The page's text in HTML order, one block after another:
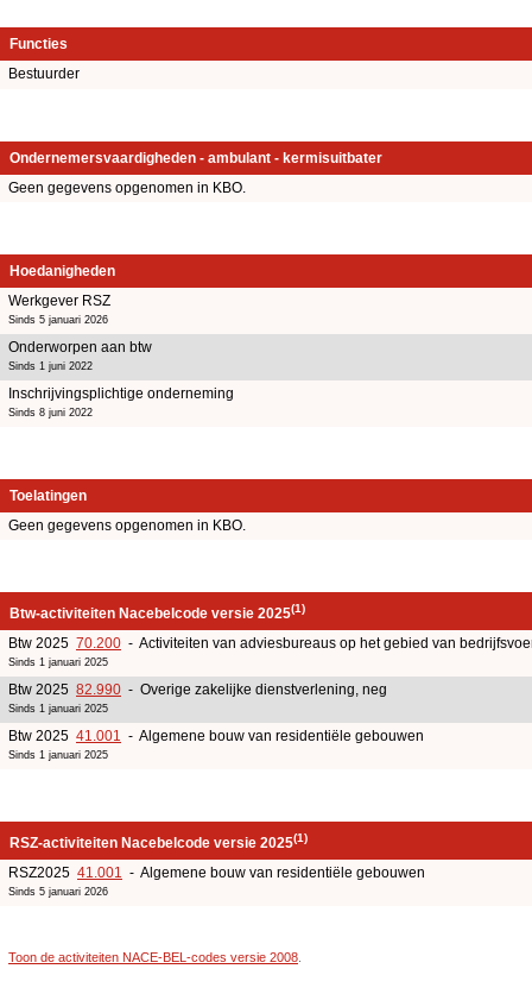
Functies
Bestuurder
Ondernemersvaardigheden - ambulant - kermisuitbater
Geen gegevens opgenomen in KBO.
Hoedanigheden
Werkgever RSZ
Sinds 5 januari 2026
Onderworpen aan btw
Sinds 1 juni 2022
Inschrijvingsplichtige onderneming
Sinds 8 juni 2022
Toelatingen
Geen gegevens opgenomen in KBO.
Btw-activiteiten Nacebelcode versie 2025(1)
Btw 2025 70.200 - Activiteiten van adviesbureaus op het gebied van
Sinds 1 januari 2025
Btw 2025 82.990 - Overige zakelijke dienstverlening, neg
Sinds 1 januari 2025
Btw 2025 41.001 - Algemene bouw van residentiële gebouwen
Sinds 1 januari 2025
RSZ-activiteiten Nacebelcode versie 2025(1)
RSZ2025 41.001 - Algemene bouw van residentiële gebouwen
Sinds 5 januari 2026
Toon de activiteiten NACE-BEL-codes versie 2008